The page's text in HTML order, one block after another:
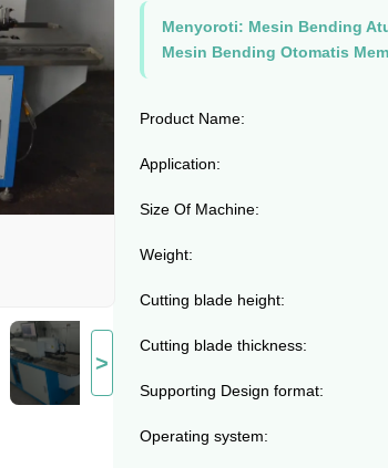
>
Menyoroti: Mesin Bending
Mesin Bending Otomatis
Product Name:
Application:
Size Of Machine:
Weight:
Cutting blade height:
Cutting blade thickness:
Supporting Design format:
Operating system: